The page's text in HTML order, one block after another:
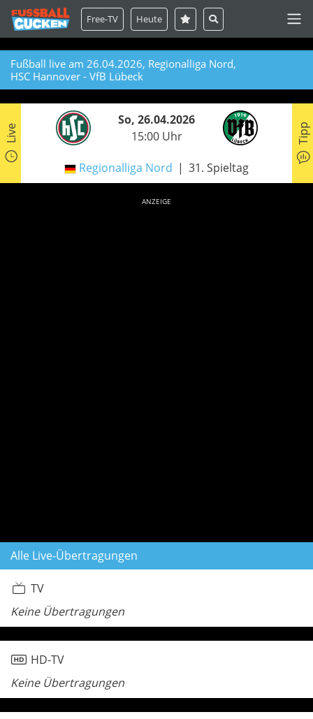
Free-TV Heute
Fußball live am 26.04.2026, Regionalliga Nord,
HSC Hannover - VfB Lübeck
Live
So, 26.04.2026
15:00 Uhr
Regionalliga Nord 31. Spieltag
Tipp
ANZEIGE
Alle Live-Übertragungen
TV
Keine Übertragungen
HD-TV
Keine Übertragungen